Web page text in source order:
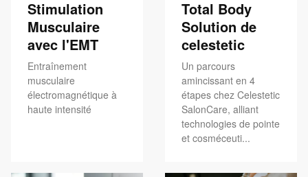
Stimulation
Musculaire
avec l'EMT
Entraînement
musculaire
électromagnétique à
haute intensité
Total Body
Solution de
celestetic
Un parcours
amincissant en 4
étapes chez Celestetic
SalonCare, alliant
technologies de pointe
et cosméceuti...